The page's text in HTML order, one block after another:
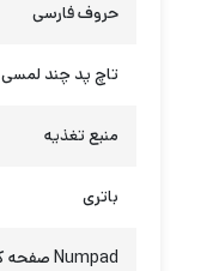
حروف فارسی
تاچ پد چند لمسی
منبع تغذیه
باتری
Numpad صفحه کلید